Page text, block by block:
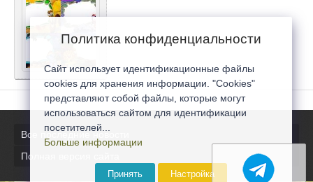
Все последние новости
Полная версия сайта
Политика конфиденциальности
Сайт использует идентификационные файлы
cookies для хранения информации. "Cookies"
представляют собой файлы, которые могут
использоваться сайтом для идентификации
посетителей...
Больше информации
Принять Настройка